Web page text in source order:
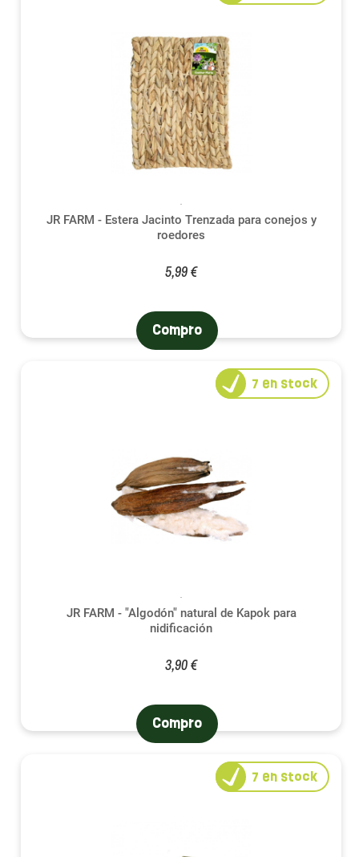
JR FARM - Estera Jacinto Trenzada para conejos y
roedores
5,99 €
Compro
JR FARM - "Algodón" natural de Kapok para
nidificación
3,90 €
7 en stock
Compro
7 en stock